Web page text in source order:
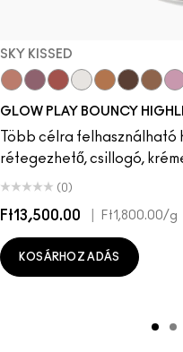
SKY KISSED
GLOW PLAY BOUNCY
Több célra felhasználható
rétegezhető, csillogó,
(0)
Ft13,500.00 Ft1,800.00/g
KOSÁRHOZ ADÁS